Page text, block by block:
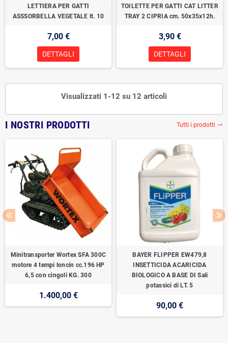
LETTIERA PER GATTI
ASSSORBELLA VEGETALE lt. 10
7,00 €
DETTAGLI
TOILETTE PER GATTI CAT LITTER
TRAY 2 CIPRIA cm. 50x35x12h.
3,90 €
DETTAGLI
Visualizzati 1-12 su 12 articoli
I NOSTRI PRODOTTI Tutti i prodotti trending_flat
Minitransporter Wortex SFA 300C
motore 4 tempi loncin cc.196 HP
6,5 con cingoli KG. 300
1.400,00 €
BAYER FLIPPER EW479,8
INSETTICIDA ACARICIDA
BIOLOGICO A BASE DI Sali
potassici di LT. 5
90,00 €